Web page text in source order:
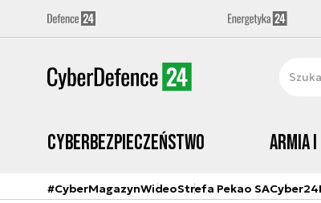
Cyberbezpieczeństwo Armia i
#CyberMagazynWideoStrefa Pekao SA